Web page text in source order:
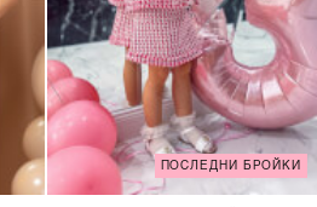
ПОСЛЕДНИ БРОЙКИ